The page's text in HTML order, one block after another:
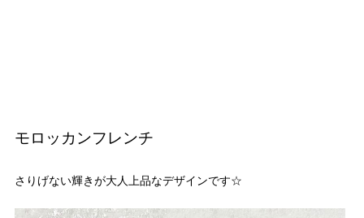
モロッカンフレンチ
さりげない輝きが大人上品なデザインです☆